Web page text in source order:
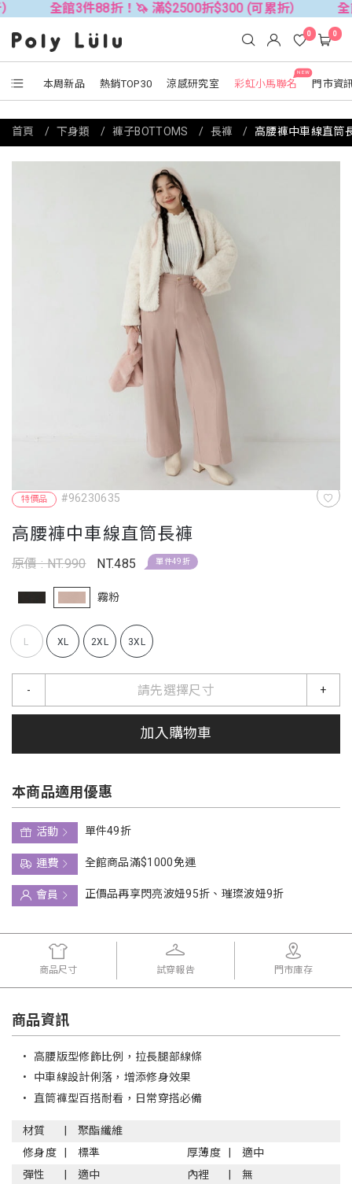
館3件88折！🦄 滿$2500折$300 (可累折） 全館3件88
本周新品 熱銷TOP30 涼感研究室
NEW
彩虹小馬聯名 門市資
0 0
特價品 #96230635
高腰褲中車線直筒長褲
原價 : NT.990 NT.485 單件49折
霧粉
L XL 2XL 3XL
請先選擇尺寸
- +
加入購物車
本商品適用優惠
活動
單件49折
運費
全館商品滿$1000免運
會員
正價品再享閃亮波妞95折、璀璨波妞9折
商品尺寸 試穿報告 門市庫存
商品資訊
• 高腰版型修飾比例，拉長腿部線條
• 中車線設計俐落，增添修身效果
• 直筒褲型百搭耐看，日常穿搭必備
材質
聚酯纖維
修身度
標準 厚薄度
適中
彈性
適中 內裡
無
首頁 下身類 褲子BOTTOMS 長褲 高腰褲中車線直筒